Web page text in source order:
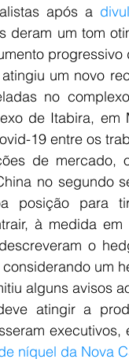
após a
deram um tom
um novo
no
de Itabira,
19 entre os
de mercado,
no segundo
posição para
à medida
o
um
alguns avisos
atingir a
níquel da Nova